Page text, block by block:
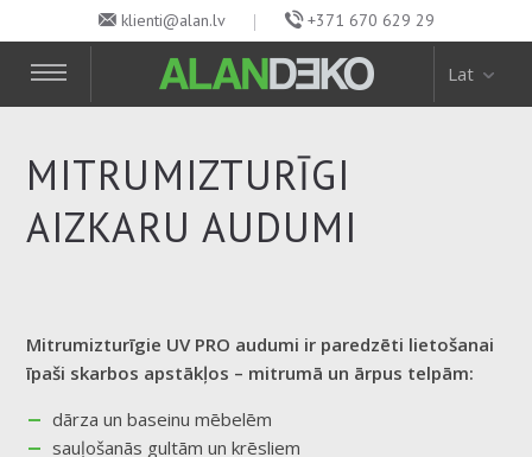
klienti@alan.lv +371 670 629 29
Lat
MITRUMIZTURĪGI
AIZKARU AUDUMI
Mitrumizturīgie UV PRO audumi ir paredzēti lietošanai
īpaši skarbos apstākļos – mitrumā un ārpus telpām:
dārza un baseinu mēbelēm
sauļošanās gultām un krēsliem